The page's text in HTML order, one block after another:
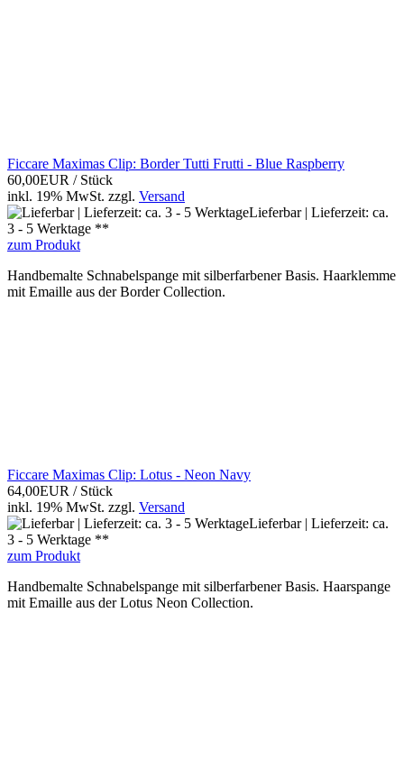
Ficcare Maximas Clip: Border Tutti Frutti - Blue Raspberry
60,00EUR / Stück
inkl. 19% MwSt. zzgl. Versand
Lieferbar | Lieferzeit: ca.
3 - 5 Werktage **
zum Produkt
Handbemalte Schnabelspange mit silberfarbener Basis. Haarklemme
mit Emaille aus der Border Collection.
Ficcare Maximas Clip: Lotus - Neon Navy
64,00EUR / Stück
inkl. 19% MwSt. zzgl. Versand
Lieferbar | Lieferzeit: ca.
3 - 5 Werktage **
zum Produkt
Handbemalte Schnabelspange mit silberfarbener Basis. Haarspange
mit Emaille aus der Lotus Neon Collection.